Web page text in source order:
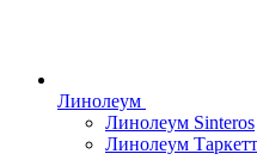
Линолеум
Линолеум Sinteros
Линолеум Таркетт